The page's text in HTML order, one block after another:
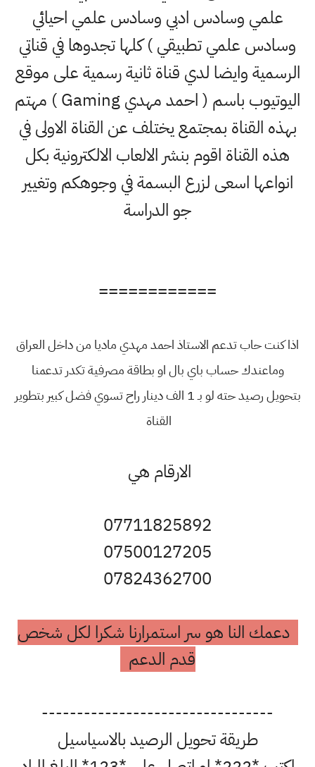
علمي وسادس ادبي وسادس علمي احيائي
وسادس علمي تطبيقي ) كلها تجدوها في قناتي
الرسمية وايضا لدي قناة ثانية رسمية على موقع
اليوتيوب باسم ( احمد مهدي Gaming ) مهتم
بهذه القناة بمجتمع يختلف عن القناة الاولى في
هذه القناة اقوم بنشر الالعاب الالكترونية بكل
انواعها اسعى لزرع البسمة في وجوهكم وتغيير
جو الدراسة
============
اذا كنت حاب تدعم الاستاذ احمد مهدي ماديا من داخل العراق
وماعندك حساب باي بال او بطاقة مصرفية تكدر تدعمنا
بتحويل رصيد حته لو بـ 1 الف دينار راح تسوي فضل كبير بتطوير
القناة
الارقام هي
07711825892
07500127205
07824362700
دعمك النا هو سر استمرارنا شكرا لكل شخص
قدم الدعم
---------------------------------
طريقة تحويل الرصيد بالاسياسيل